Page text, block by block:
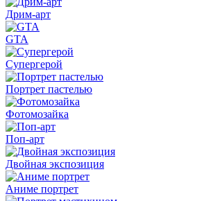
Дрим-арт
GTA
Супергерой
Портрет пастелью
Фотомозайка
Поп-арт
Двойная экспозиция
Аниме портрет